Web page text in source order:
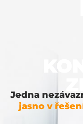
Jedna
jasno v